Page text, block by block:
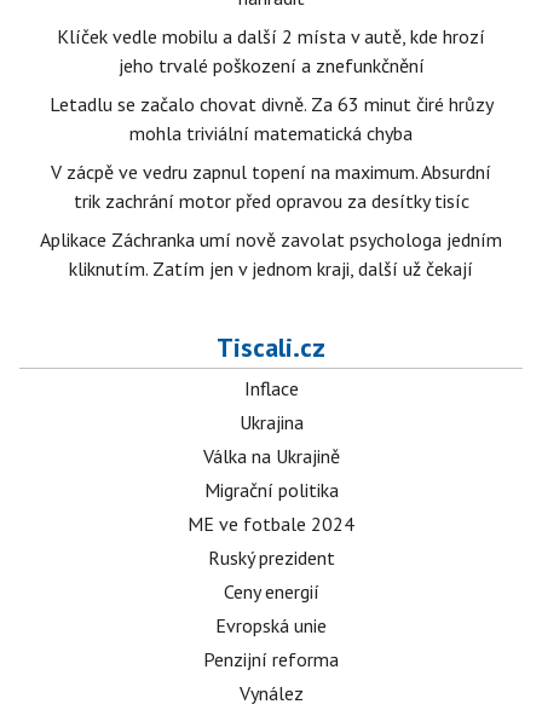
Klíček vedle mobilu a další 2 místa v autě, kde hrozí
jeho trvalé poškození a znefunkčnění
Letadlu se začalo chovat divně. Za 63 minut čiré hrůzy
mohla triviální matematická chyba
V zácpě ve vedru zapnul topení na maximum. Absurdní
trik zachrání motor před opravou za desítky tisíc
Aplikace Záchranka umí nově zavolat psychologa jedním
kliknutím. Zatím jen v jednom kraji, další už čekají
Tiscali.cz
Inflace
Ukrajina
Válka na Ukrajině
Migrační politika
ME ve fotbale 2024
Ruský prezident
Ceny energií
Evropská unie
Penzijní reforma
Vynález